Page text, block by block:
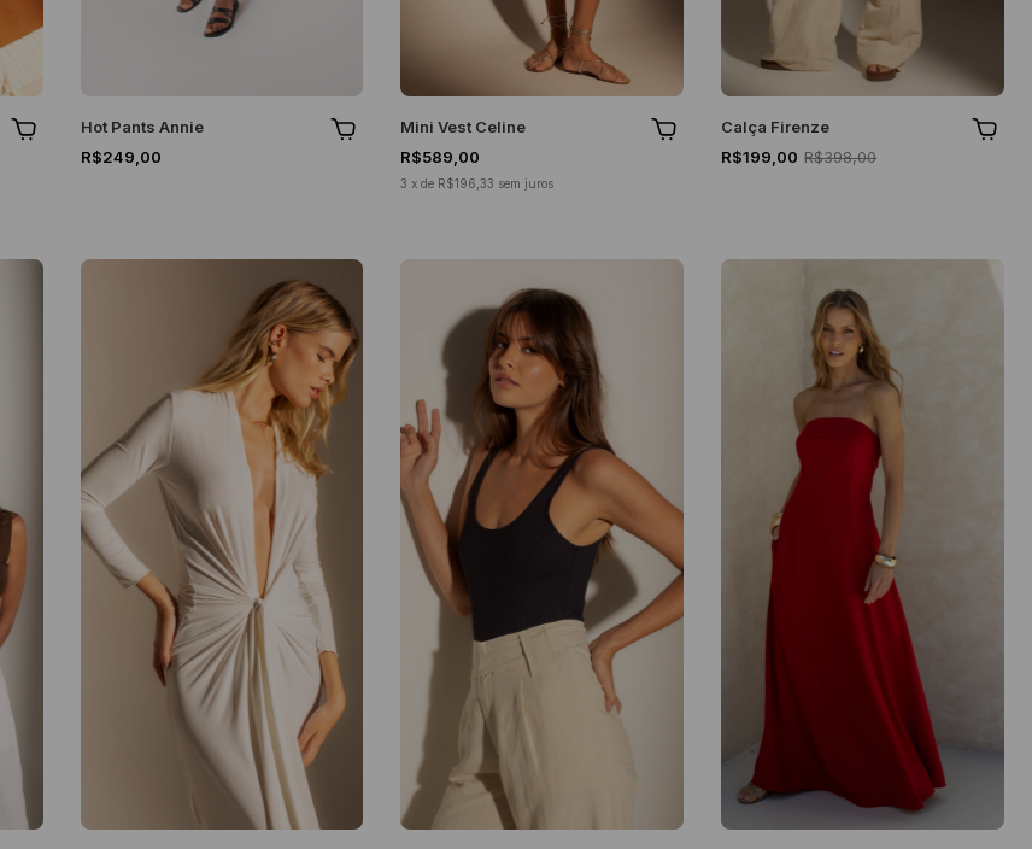
Hot Pants Annie
R$249,00
Mini Vest Celine
R$589,00
3 xde R$196,33 sem juros
Calça Firenze
R$199,00 R$398,00